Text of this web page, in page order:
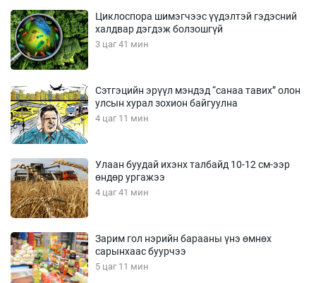
Циклоспора шимэгчээс үүдэлтэй гэдэсний
халдвар дэгдэж болзошгүй
3 цаг 41 мин
Сэтгэцийн эрүүл мэндэд “санаа тавих” олон
улсын хурал зохион байгуулна
4 цаг 11 мин
Улаан буудай ихэнх талбайд 10-12 см-ээр
өндөр ургажээ
4 цаг 41 мин
Зарим гол нэрийн барааны үнэ өмнөх
сарынхаас буурчээ
5 цаг 11 мин